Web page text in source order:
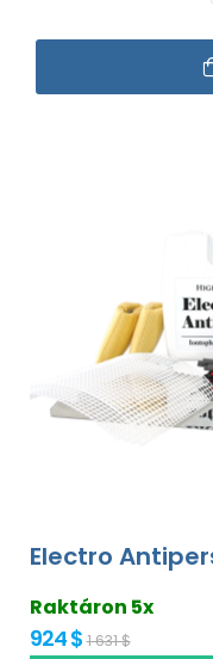
Electro
Raktáron 5x
924 $ 1 631 $